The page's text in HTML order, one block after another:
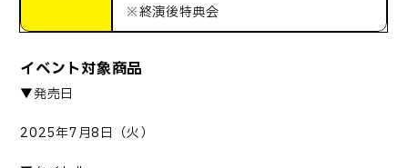
※終演後特典会
イベント対象商品
▼発売日
2025年7月8日（火）